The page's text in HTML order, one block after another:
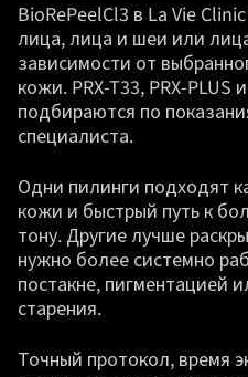
BioRePeelCl3 в La Vie
лица, лица и шеи или
зависимости от
кожи. PRX-T33, PRX-PLUS
подбираются по
специалиста.
Одни пилинги подходят
кожи и быстрый путь к
тону. Другие лучше
нужно более системно
постакне, пигментацией
старения.
Точный протокол, время